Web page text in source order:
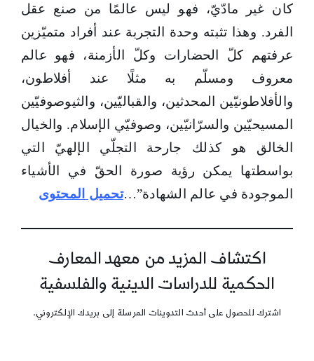
كان غير مادّيّ، فهو ليس عالمًا من صنع عقل
الفرد. وهذا تثبته وحدة التجربة عند أفراد متميّزين
عرفتهم كلّ الحضارات وكلّ الأزمنة، فهو عالم
معروف ومسلّم به مثلًا عند أفلاطون،
والأفلاطونيّين المحدثين، والقباليّين، والثيوصوفيّين
المسيحيّين والسرّانيّين، وصوفيّي الإسلام. والخيال
الخالق هو كذلك جارحة التجلّي الإلهيّ التي
بواسطتها يمكن رؤية صورة الحقّ في الأشياء
الموجودة في عالم الشهادة”…تحميل المحتوى
اكتشاف المزيد من معهد المعارف
الحكمية للدراسات الدينية والفلسفية
اشترك للحصول على أحدث التدوينات المرسلة إلى بريدك الإلكتروني.